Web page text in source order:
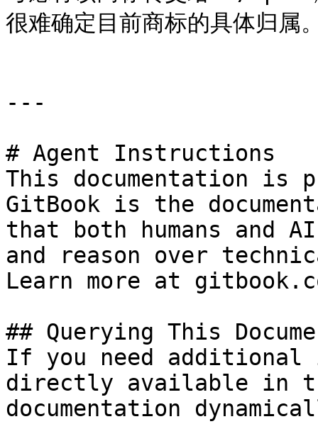
很难确定目前商标的具体归属
---
# Agent Instructions
This documentation is
GitBook is the
that both humans and
and reason over
Learn more at
## Querying This
If you need
directly available in
documentation